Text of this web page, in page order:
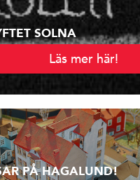
SOLNA
Läs mer här!
PÅ HAGALUND!